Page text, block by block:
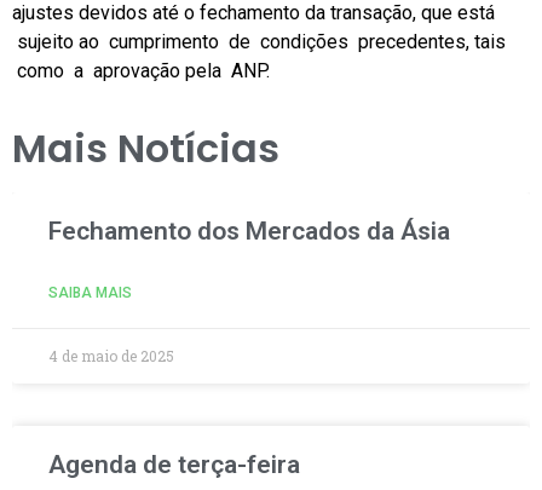
ajustes devidos até o fechamento da transação, que está
sujeito ao cumprimento de condições precedentes, tais
como a aprovação pela ANP.
Mais Notícias
Fechamento dos Mercados da Ásia
SAIBA MAIS
4 de maio de 2025
Agenda de terça-feira